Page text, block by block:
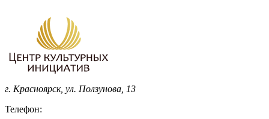
г. Красноярск, ул. Ползунова, 13
Телефон: